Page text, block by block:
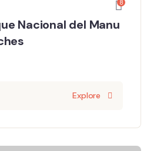
8
Nacional del Manu
Explore